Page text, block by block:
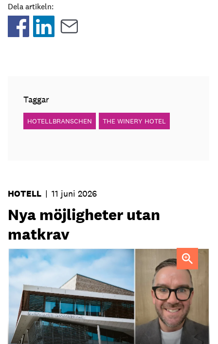
Dela artikeln:
Taggar
HOTELLBRANSCHEN THE WINERY HOTEL
HOTELL | 11 juni 2026
Nya möjligheter utan
matkrav
Tobias Lillrud